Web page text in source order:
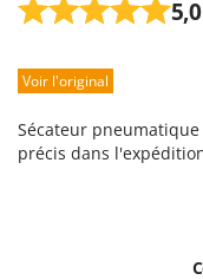
5,0
Prestations
Qualité / Prix
Voir l'original
Sécateur
précis dans